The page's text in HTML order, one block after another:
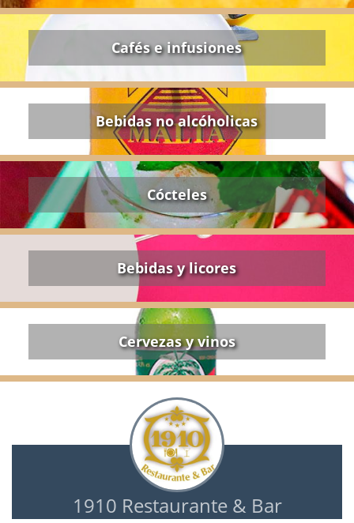
Cafés e infusiones
Bebidas no alcóholicas
Cócteles
Bebidas y licores
Cervezas y vinos
1910 Restaurante & Bar